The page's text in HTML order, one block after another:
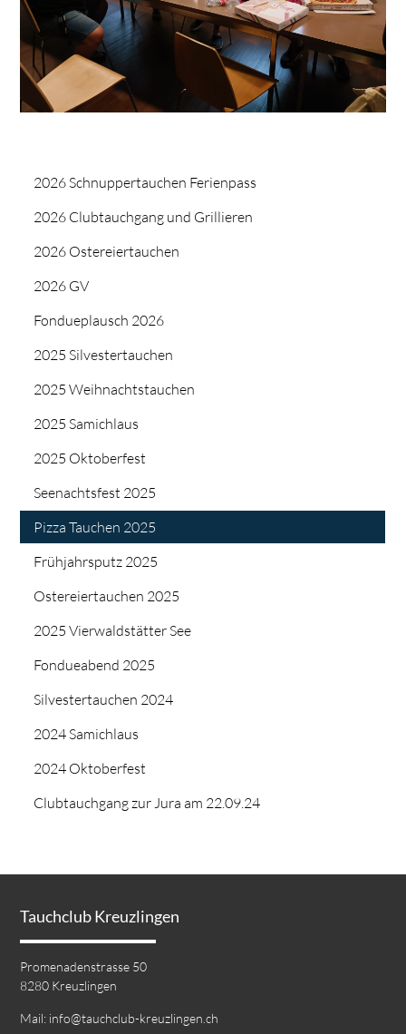
2026 Schnuppertauchen Ferienpass
2026 Clubtauchgang und Grillieren
2026 Ostereiertauchen
2026 GV
Fondueplausch 2026
2025 Silvestertauchen
2025 Weihnachtstauchen
2025 Samichlaus
2025 Oktoberfest
Seenachtsfest 2025
Pizza Tauchen 2025
Frühjahrsputz 2025
Ostereiertauchen 2025
2025 Vierwaldstätter See
Fondueabend 2025
Silvestertauchen 2024
2024 Samichlaus
2024 Oktoberfest
Clubtauchgang zur Jura am 22.09.24
Tauchclub Kreuzlingen
Promenadenstrasse 50
8280 Kreuzlingen
Mail: info@tauchclub-kreuzlingen.ch